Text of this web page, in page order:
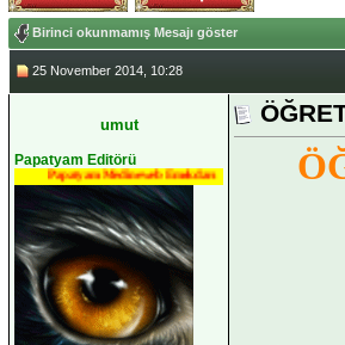
Birinci okunmamış Mesajı göster
25 November 2014, 10:28
umut
Papatyam Editörü
Papatyam Medineweb Emekdarı